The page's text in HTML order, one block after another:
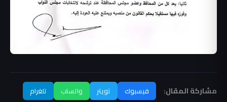
مشاركة المقال: فيسبوك تويتر واتساب تلغرام